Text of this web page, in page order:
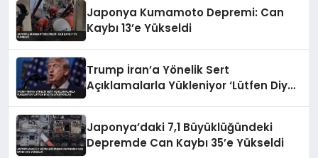
Japonya Kumamoto Depremi: Can
Kaybı 13’e Yükseldi
Trump İran’a Yönelik Sert
Açıklamalarla Yükleniyor ‘Lütfen Diye
Japonya’daki 7,1 Büyüklüğündeki
Depremde Can Kaybı 35’e Yükseldi